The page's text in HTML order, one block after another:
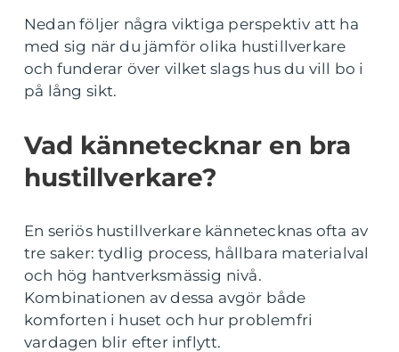
Nedan följer några viktiga perspektiv att ha
med sig när du jämför olika hustillverkare
och funderar över vilket slags hus du vill bo i
på lång sikt.
Vad kännetecknar en bra
hustillverkare?
En seriös hustillverkare kännetecknas ofta av
tre saker: tydlig process, hållbara materialval
och hög hantverksmässig nivå.
Kombinationen av dessa avgör både
komforten i huset och hur problemfri
vardagen blir efter inflytt.